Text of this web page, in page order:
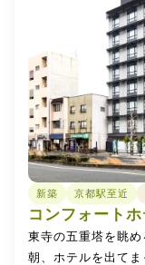
新築 京都駅至近
コンフォート
東寺の五重塔を眺
朝、ホテルを出て